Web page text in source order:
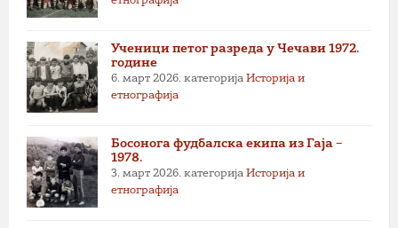
Ученици петог разреда у Чечави 1972.
године
6. март 2026. категорија Историја и
етнографија
Босонога фудбалска екипа из Гаја –
1978.
3. март 2026. категорија Историја и
етнографија